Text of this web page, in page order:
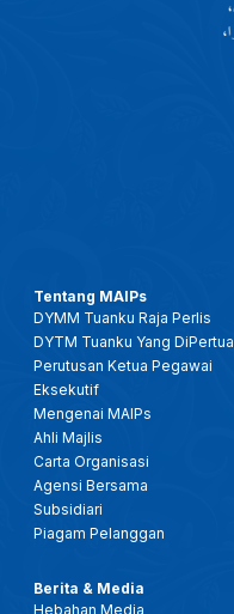
Tentang MAIPs
DYMM Tuanku Raja Perlis
DYTM Tuanku Yang DiPertua
Perutusan Ketua Pegawai
Eksekutif
Mengenai MAIPs
Ahli Majlis
Carta Organisasi
Agensi Bersama
Subsidiari
Piagam Pelanggan
Berita & Media
Hebahan Media